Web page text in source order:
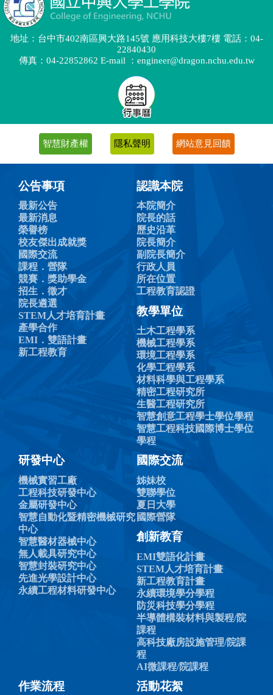
地址：台中市402南區興大路145號 應用科技大樓7樓 電話：04-
22840430
傳真：04-22852862 E-mail ：engineer@dragon.nchu.edu.tw
智慧財產權 隱私聲明 網站意見回饋
公告事項
最新公告
最新消息
榮譽榜
校友傑出成就獎
國際交流
課程．營隊
競賽．獎助學金
招生．徵才
院長遴選
STEM人才培育計畫
產學合作
EMI．雙語計畫
新工程教育
認識本院
本院簡介
院長的話
歷史沿革
院長簡介
副院長簡介
行政人員
所在位置
工程教育認證
教學單位
土木工程學系
機械工程學系
環境工程學系
化學工程學系
材料科學與工程學系
精密工程研究所
生醫工程研究所
智慧創意工程學士學位學程
智慧工程科技國際博士學位
學程
研發中心
機械實習工廠
工程科技研發中心
金屬研發中心
智慧自動化暨精密機械研究
中心
智慧醫材器械中心
無人載具研究中心
智慧封裝研究中心
先進光學設計中心
永續工程材料研發中心
國際交流
姊妹校
雙聯學位
夏日大學
國際營隊
創新教育
EMI雙語化計畫
STEM人才培育計畫
新工程教育計畫
永續環境學分學程
防災科技學分學程
半導體構裝材料與製程/院
課程
高科技廠房設施管理/院課
程
AI微課程/院課程
作業流程 活動花絮